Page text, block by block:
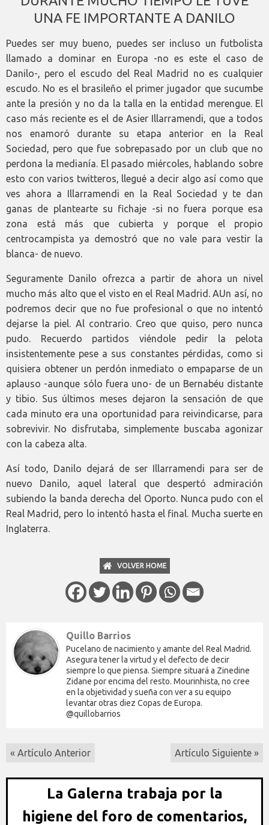
UNA FE IMPORTANTE A DANILO
Puedes ser muy bueno, puedes ser incluso un futbolista
llamado a dominar en Europa -no es este el caso de
Danilo-, pero el escudo del Real Madrid no es cualquier
escudo. No es el brasileño el primer jugador que sucumbe
ante la presión y no da la talla en la entidad merengue. El
caso más reciente es el de Asier Illarramendi, que a todos
nos enamoró durante su etapa anterior en la Real
Sociedad, pero que fue sobrepasado por un club que no
perdona la medianía. El pasado miércoles, hablando sobre
esto con varios twitteros, llegué a decir algo así como que
ves ahora a Illarramendi en la Real Sociedad y te dan
ganas de plantearte su fichaje -si no fuera porque esa
zona está más que cubierta y porque el propio
centrocampista ya demostró que no vale para vestir la
blanca- de nuevo.
Seguramente Danilo ofrezca a partir de ahora un nivel
mucho más alto que el visto en el Real Madrid. AUn así, no
podremos decir que no fue profesional o que no intentó
dejarse la piel. Al contrario. Creo que quiso, pero nunca
pudo. Recuerdo partidos viéndole pedir la pelota
insistentemente pese a sus constantes pérdidas, como si
quisiera obtener un perdón inmediato o empaparse de un
aplauso -aunque sólo fuera uno- de un Bernabéu distante
y tibio. Sus últimos meses dejaron la sensación de que
cada minuto era una oportunidad para reivindicarse, para
sobrevivir. No disfrutaba, simplemente buscaba agonizar
con la cabeza alta.
Así todo, Danilo dejará de ser Illarramendi para ser de
nuevo Danilo, aquel lateral que despertó admiración
subiendo la banda derecha del Oporto. Nunca pudo con el
Real Madrid, pero lo intentó hasta el final. Mucha suerte en
Inglaterra.
VOLVER HOME
Quillo Barrios
Pucelano de nacimiento y amante del Real Madrid.
Asegura tener la virtud y el defecto de decir
siempre lo que piensa. Siempre situará a Zinedine
Zidane por encima del resto. Mourinhista, no cree
en la objetividad y sueña con ver a su equipo
levantar otras diez Copas de Europa.
@quillobarrios
« Artículo Anterior Artículo Siguiente »
La Galerna trabaja por la
higiene del foro de comentarios,